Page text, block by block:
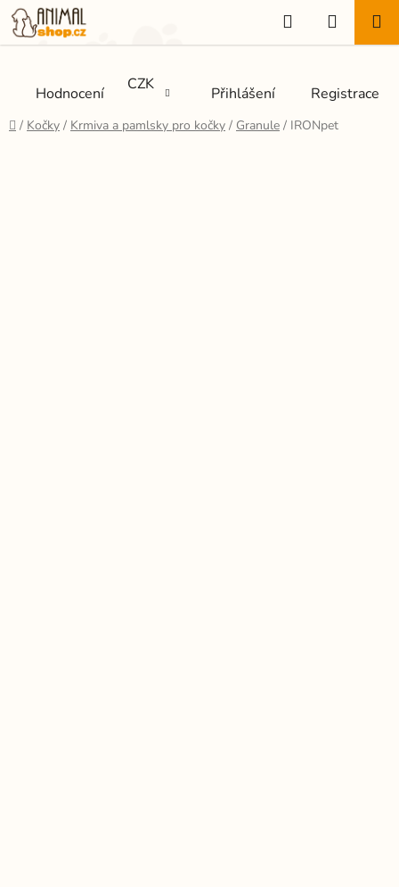
Přejít
na
obsah
Hodnocení CZK Přihlášení Registrace
Hledat
KOŠÍK
Domů
/ Kočky / Krmiva a pamlsky pro kočky / Granule / IRONpet